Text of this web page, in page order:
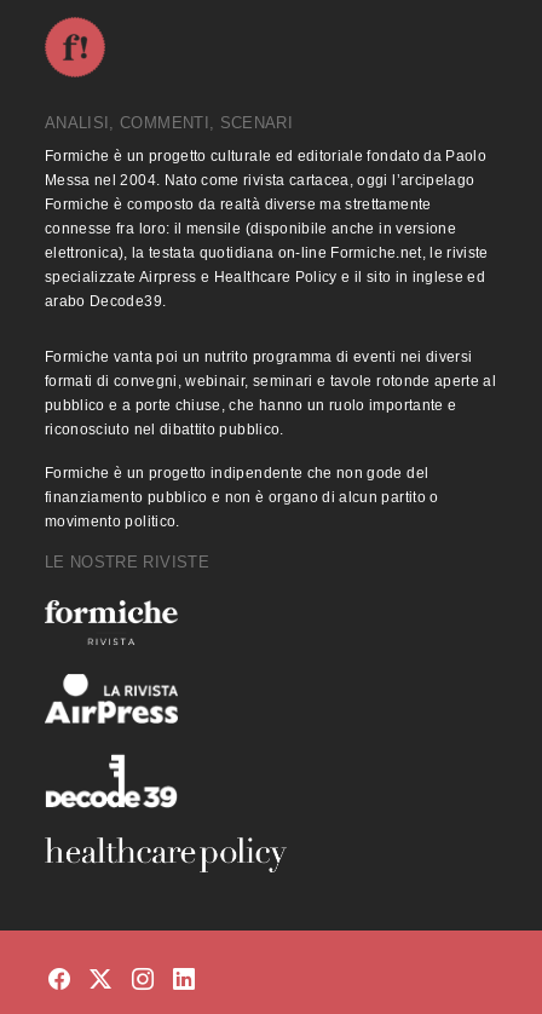
ANALISI, COMMENTI, SCENARI
Formiche è un progetto culturale ed editoriale fondato da Paolo
Messa nel 2004. Nato come rivista cartacea, oggi l’arcipelago
Formiche è composto da realtà diverse ma strettamente
connesse fra loro: il mensile (disponibile anche in versione
elettronica), la testata quotidiana on-line Formiche.net, le riviste
specializzate Airpress e Healthcare Policy e il sito in inglese ed
arabo Decode39.
Formiche vanta poi un nutrito programma di eventi nei diversi
formati di convegni, webinair, seminari e tavole rotonde aperte al
pubblico e a porte chiuse, che hanno un ruolo importante e
riconosciuto nel dibattito pubblico.
Formiche è un progetto indipendente che non gode del
finanziamento pubblico e non è organo di alcun partito o
movimento politico.
LE NOSTRE RIVISTE